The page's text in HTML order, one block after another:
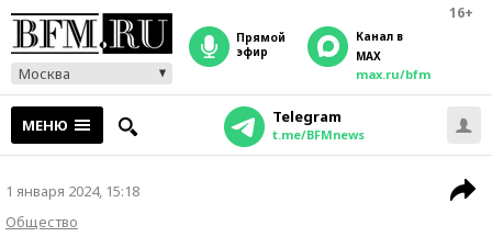
16+
Москва
прямой
эфир
Канал в
MAX
max.ru/bfm
МЕНЮ Telegram
t.me/BFMnews
1 января 2024, 15:18
Общество